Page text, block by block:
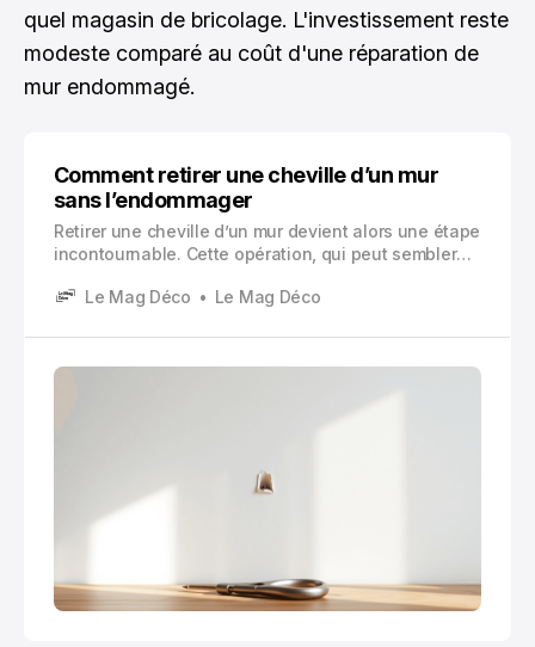
quel magasin de bricolage. L'investissement reste
modeste comparé au coût d'une réparation de
mur endommagé.
Comment retirer une cheville d’un mur
sans l’endommager
Retirer une cheville d’un mur devient alors une étape
incontournable. Cette opération, qui peut sembler
méthodique pour éviter de transformer un simple
Le Mag Déco Le Mag Déco